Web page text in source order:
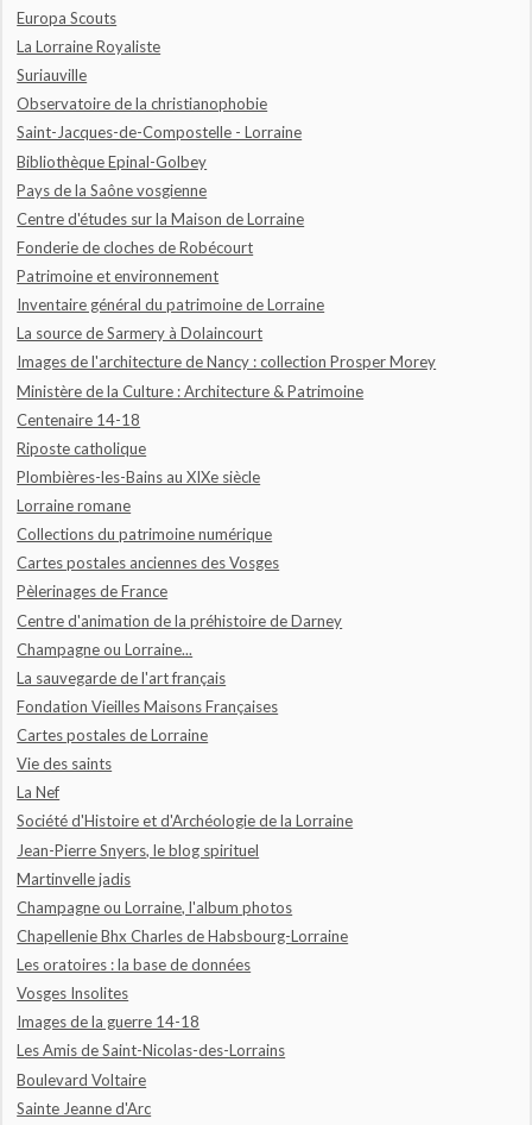
Europa Scouts
La Lorraine Royaliste
Suriauville
Observatoire de la christianophobie
Saint-Jacques-de-Compostelle - Lorraine
Bibliothèque Epinal-Golbey
Pays de la Saône vosgienne
Centre d'études sur la Maison de Lorraine
Fonderie de cloches de Robécourt
Patrimoine et environnement
Inventaire général du patrimoine de Lorraine
La source de Sarmery à Dolaincourt
Images de l'architecture de Nancy : collection Prosper Morey
Ministère de la Culture : Architecture & Patrimoine
Centenaire 14-18
Riposte catholique
Plombières-les-Bains au XIXe siècle
Lorraine romane
Collections du patrimoine numérique
Cartes postales anciennes des Vosges
Pèlerinages de France
Centre d'animation de la préhistoire de Darney
Champagne ou Lorraine...
La sauvegarde de l'art français
Fondation Vieilles Maisons Françaises
Cartes postales de Lorraine
Vie des saints
La Nef
Société d'Histoire et d'Archéologie de la Lorraine
Jean-Pierre Snyers, le blog spirituel
Martinvelle jadis
Champagne ou Lorraine, l'album photos
Chapellenie Bhx Charles de Habsbourg-Lorraine
Les oratoires : la base de données
Vosges Insolites
Images de la guerre 14-18
Les Amis de Saint-Nicolas-des-Lorrains
Boulevard Voltaire
Sainte Jeanne d'Arc